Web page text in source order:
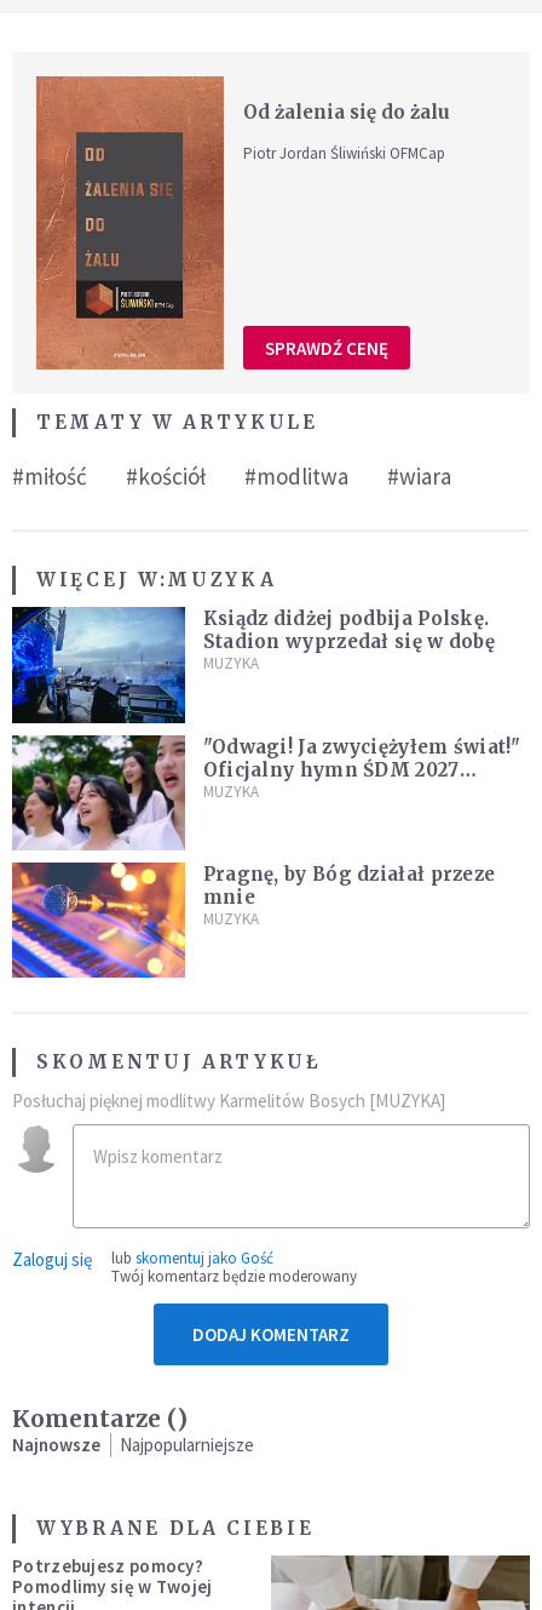
Od żalenia się do żalu
Piotr Jordan Śliwiński OFMCap
SPRAWDŹ CENĘ
TEMATY W ARTYKULE
#miłość #kościół #modlitwa #wiara
WIĘCEJ W:MUZYKA
Ksiądz didżej podbija Polskę.
Stadion wyprzedał się w dobę
MUZYKA
"Odwagi! Ja zwyciężyłem świat!"
Oficjalny hymn ŚDM 2027
zaprezentowany
MUZYKA
Pragnę, by Bóg działał przeze
mnie
MUZYKA
SKOMENTUJ ARTYKUŁ
Posłuchaj pięknej modlitwy Karmelitów Bosych [MUZYKA]
Zaloguj się lub skomentuj jako Gość
Twój komentarz będzie moderowany
DODAJ KOMENTARZ
Komentarze ()
Najnowsze Najpopularniejsze
WYBRANE DLA CIEBIE
Potrzebujesz pomocy?
Pomodlimy się w Twojej